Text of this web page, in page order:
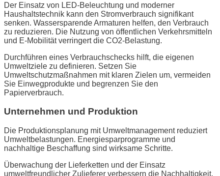
Der Einsatz von LED-Beleuchtung und moderner
Haushaltstechnik kann den Stromverbrauch signifikant
senken. Wassersparende Armaturen helfen, den Verbrauch
zu reduzieren. Die Nutzung von öffentlichen Verkehrsmitteln
und E-Mobilität verringert die CO2-Belastung.
Durchführen eines Verbrauchschecks hilft, die eigenen
Umweltziele zu definieren. Setzen Sie
Umweltschutzmaßnahmen mit klaren Zielen um, vermeiden
Sie Einwegprodukte und begrenzen Sie den
Papierverbrauch.
Unternehmen und Produktion
Die Produktionsplanung mit Umweltmanagement reduziert
Umweltbelastungen. Energiesparprogramme und
nachhaltige Beschaffung sind wirksame Schritte.
Überwachung der Lieferketten und der Einsatz
umweltfreundlicher Zulieferer verbessern die Nachhaltigkeit.